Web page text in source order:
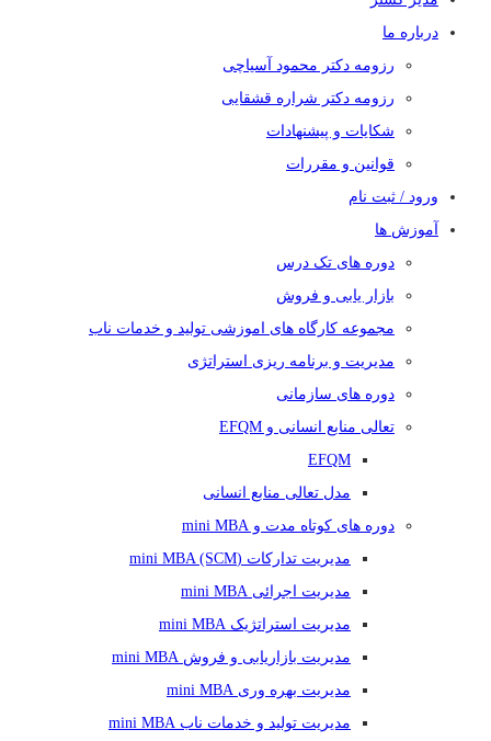
درباره ما
رزومه دکتر محمود آسیاچی
رزومه دکتر شراره قشقایی
شکایات و پیشنهادات
قوانین و مقررات
ورود / ثبت نام
آموزش ها
دوره های تک درس
بازار یابی و فروش
مجموعه کارگاه های اموزشی تولید و خدمات ناب
مدیریت و برنامه ریزی استراتژی
دوره های سازمانی
تعالی منابع انسانی و EFQM
EFQM
مدل تعالی منابع انسانی
دوره های کوتاه مدت و mini MBA
مدیریت تدارکات (mini MBA (SCM
مدیریت اجرائی mini MBA
مدیریت استراتژیک mini MBA
مدیریت بازاریابی و فروش mini MBA
مدیریت بهره وری mini MBA
مدیریت تولید و خدمات ناب mini MBA